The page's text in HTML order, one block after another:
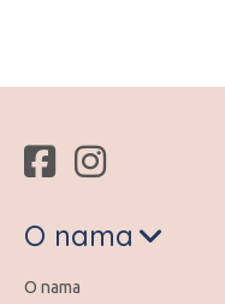
O nama
O nama